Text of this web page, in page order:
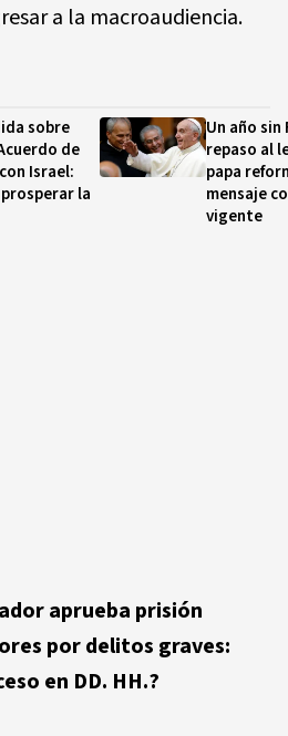
a la macroaudiencia.
sobre
de
Israel:
la
Un año sin
repaso al
papa
mensaje
vigente
aprueba prisión
por delitos graves:
en DD. HH.?